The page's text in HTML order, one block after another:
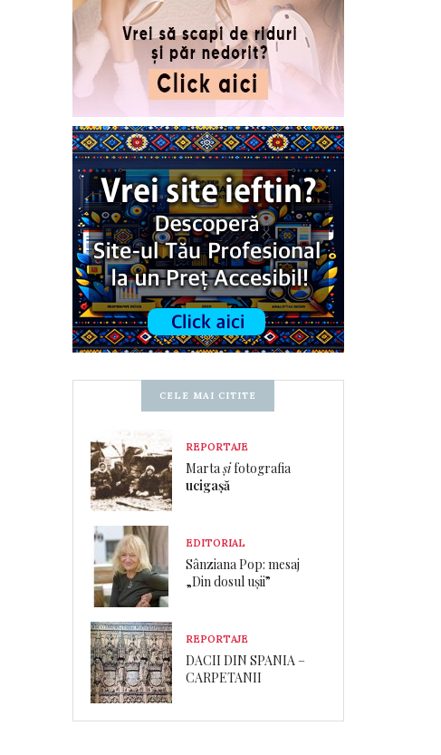
CELE MAI CITITE
REPORTAJE
Martașifotografia
ucigașă
EDITORIAL
Sânziana Pop: mesaj
„Din dosul ușii”
REPORTAJE
DACII DIN SPANIA –
CARPETANII